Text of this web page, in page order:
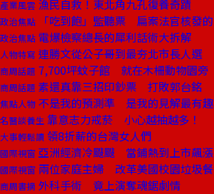
產業風雲 漁民自救！東北角九孔復養奇蹟
政治焦點 「吃到飽」監聽票 扁案法官核發的
政治焦點 電爆檢察總長的犀利話術大拆解
人物特寫 連勝文從公子哥到最夯北市長人選
商周話題 7,700坪蚊子館 就在木柵動物園旁
商周話題 素還真靠三招印鈔票 打敗郭台銘
焦點人物 不是我的預測準 是我的見解最有趣
名醫談養生 靠意志力戒菸 小心越抽越多！
大事輕鬆讀 領8折薪的台灣女人們
國際視窗 亞洲經濟冷颼颼 當鋪熱到上市飆漲
國際視窗 兩位家庭主婦 改革美國校園垃圾餐
商周書摘 外科手術 竟上演奪魂鋸劇情